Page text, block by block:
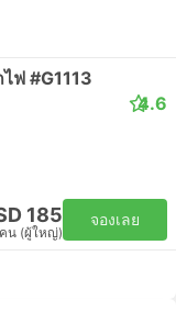
ฟ #G1113
4.6
185
น (ผู้ใหญ่)
จองเลย